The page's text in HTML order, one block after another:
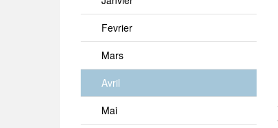
Fevrier
Mars
Avril
Mai